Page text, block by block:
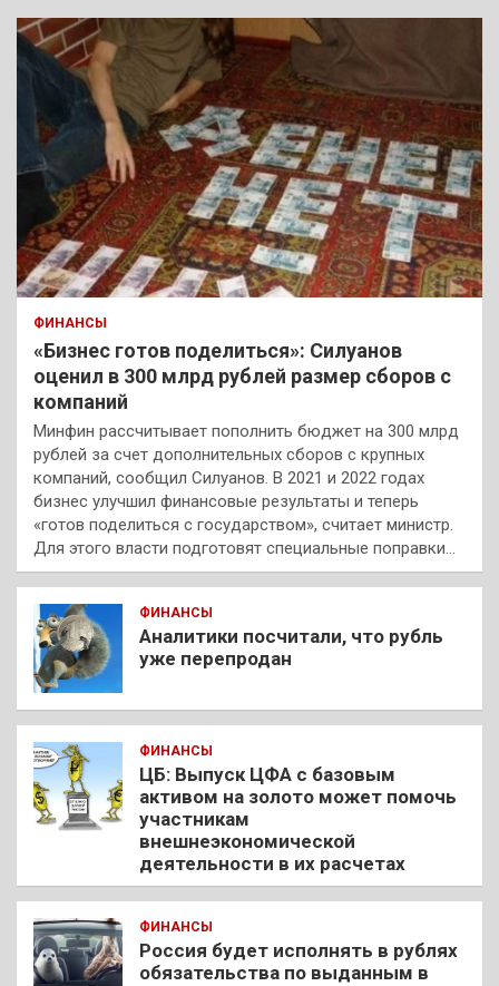
ФИНАНСЫ
«Бизнес готов поделиться»: Силуанов
оценил в 300 млрд рублей размер сборов с
компаний
Минфин рассчитывает пополнить бюджет на 300 млрд
рублей за счет дополнительных сборов с крупных
компаний, сообщил Силуанов. В 2021 и 2022 годах
бизнес улучшил финансовые результаты и теперь
«готов поделиться с государством», считает министр.
Для этого власти подготовят специальные поправки…
ФИНАНСЫ
Аналитики посчитали, что рубль
уже перепродан
ФИНАНСЫ
ЦБ: Выпуск ЦФА с базовым
активом на золото может помочь
участникам
внешнеэкономической
деятельности в их расчетах
ФИНАНСЫ
Россия будет исполнять в рублях
обязательства по выданным в